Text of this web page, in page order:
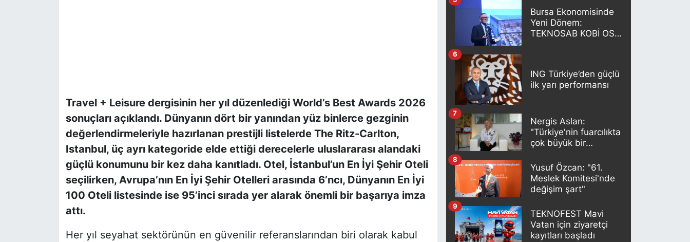
Travel + Leisure dergisinin her yıl düzenlediği World’s Best Awards 2026
sonuçları açıklandı. Dünyanın dört bir yanından yüz binlerce gezginin
değerlendirmeleriyle hazırlanan prestijli listelerde The Ritz-Carlton,
Istanbul, üç ayrı kategoride elde ettiği derecelerle uluslararası alandaki
güçlü konumunu bir kez daha kanıtladı. Otel, İstanbul’un En İyi Şehir Oteli
seçilirken, Avrupa’nın En İyi Şehir Otelleri arasında 6’ncı, Dünyanın En İyi
100 Oteli listesinde ise 95’inci sırada yer alarak önemli bir başarıya imza
attı.
Her yıl seyahat sektörünün en güvenilir referanslarından biri olarak kabul
Bursa Ekonomisinde
Yeni Dönem:
TEKNOSAB KOBİ OSB
ING Türkiye’den güçlü
ilk yarı performansı
6
Nergis Aslan:
"Türkiye'nin fuarcılıkta
çok büyük bir
7
Yusuf Özcan: "61.
Meslek Komitesi'nde
değişim şart"
8
TEKNOFEST Mavi
Vatan için ziyaretçi
kayıtları başladı
9